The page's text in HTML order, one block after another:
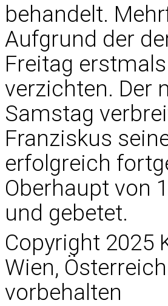
behandelt.
Aufgrund der
Freitag
verzichten. Der
Samstag
Franziskus
erfolgreich
Oberhaupt von
und gebetet.
Copyright 2025
Wien,
vorbehalten